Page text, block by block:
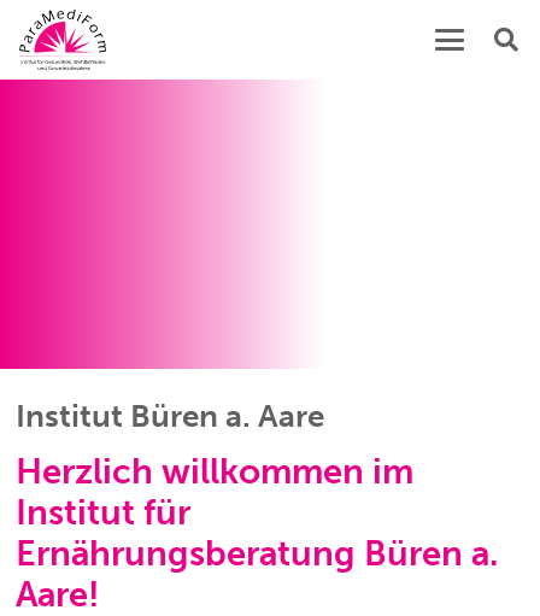
Institut Büren a. Aare
Herzlich willkommen im
Institut für
Ernährungsberatung Büren a.
Aare!